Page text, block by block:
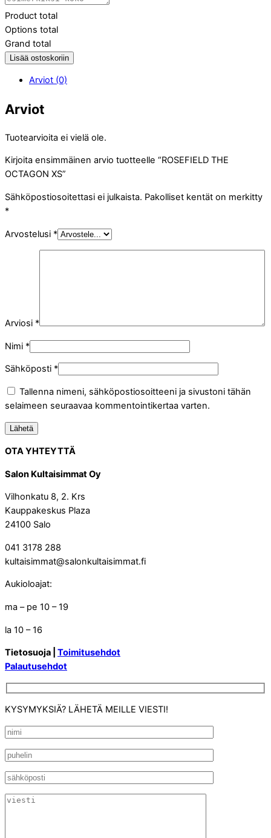
Product total
Options total
Grand total
Lisää ostoskoriin
Arviot (0)
Arviot
Tuotearvioita ei vielä ole.
Kirjoita ensimmäinen arvio tuotteelle “ROSEFIELD THE
OCTAGON XS”
Sähköpostiosoitettasi ei julkaista. Pakolliset kentät on merkitty
*
Arvostelusi *
Arviosi *
Nimi *
Sähköposti *
Tallenna nimeni, sähköpostiosoitteeni ja sivustoni tähän
selaimeen seuraavaa kommentointikertaa varten.
OTA YHTEYTTÄ
Salon Kultaisimmat Oy
Vilhonkatu 8, 2. Krs
Kauppakeskus Plaza
24100 Salo
041 3178 288
kultaisimmat@salonkultaisimmat.fi
Aukioloajat:
ma – pe 10 – 19
la 10 – 16
Tietosuoja | Toimitusehdot
Palautusehdot
KYSYMYKSIÄ? LÄHETÄ MEILLE VIESTI!